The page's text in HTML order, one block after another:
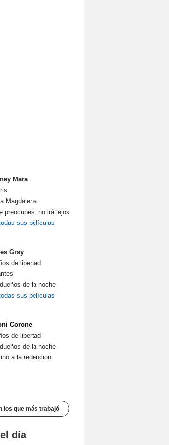
Mara
Magdalena
preocupes, no irá lejos
sus películas
Gray
de libertad
de la noche
sus películas
Corone
de libertad
de la noche
a la redención
los que más trabajó
día